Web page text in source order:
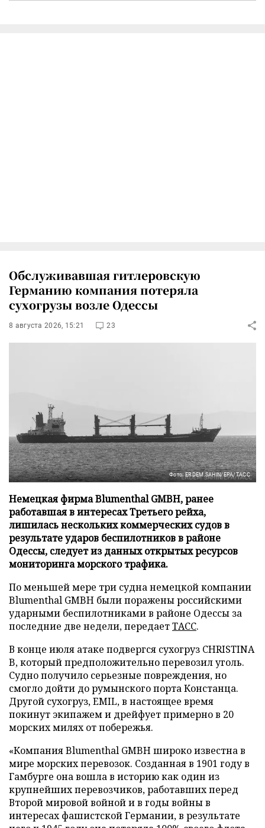
Обслуживавшая гитлеровскую
Германию компания потеряла
сухогрузы возле Одессы
8 августа 2026, 15:21 23
Фото: ERDEM SAHIN/EPA/ТАСС
Немецкая фирма Blumenthal GMBH, ранее
работавшая в интересах Третьего рейха,
лишилась нескольких коммерческих судов в
результате ударов беспилотников в районе
Одессы, следует из данных открытых ресурсов
мониторинга морского трафика.
По меньшей мере три судна немецкой компании
Blumenthal GMBH были поражены российскими
ударными беспилотниками в районе Одессы за
последние две недели, передаетТАСС.
В конце июля атаке подвергся сухогруз CHRISTINA
B, который предположительно перевозил уголь.
Судно получило серьезные повреждения, но
смогло дойти до румынского порта Констанца.
Другой сухогруз, EMIL, в настоящее время
покинут экипажем и дрейфует примерно в 20
морских милях от побережья.
«Компания Blumenthal GMBH широко известна в
мире морских перевозок. Созданная в 1901 году в
Гамбурге она вошла в историю как один из
крупнейших перевозчиков, работавших перед
Второй мировой войной и в годы войны в
интересах фашистской Германии, в результате